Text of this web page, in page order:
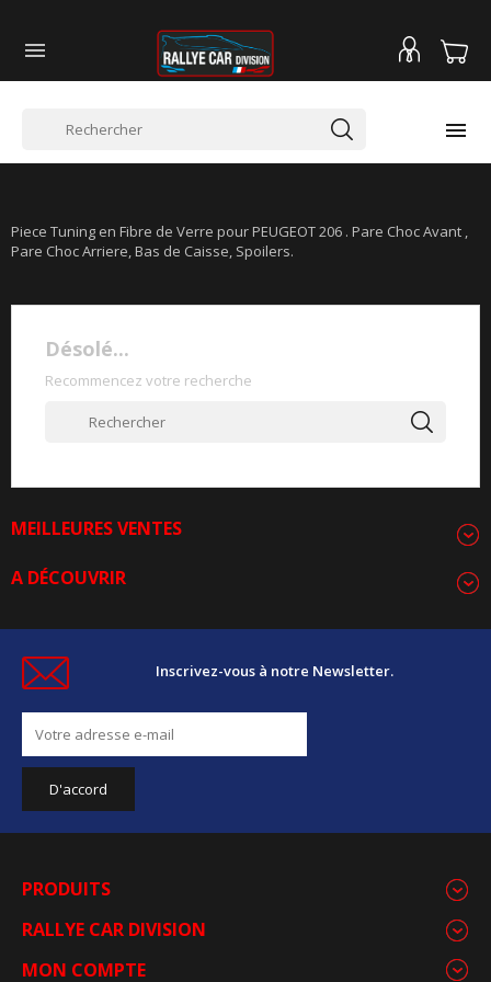


Piece Tuning en Fibre de Verre pour PEUGEOT 206 . Pare Choc Avant ,
Pare Choc Arriere, Bas de Caisse, Spoilers.
Désolé...
Recommencez votre recherche
MEILLEURES VENTES
A DÉCOUVRIR
Inscrivez-vous à notre Newsletter.
PRODUITS
RALLYE CAR DIVISION
MON COMPTE